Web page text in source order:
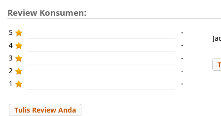
Review Konsumen:
5
-
4
-
3
-
2
-
1
-
Tulis Review Anda